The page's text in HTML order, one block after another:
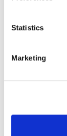
Statistics
Marketing
Luxembourg/